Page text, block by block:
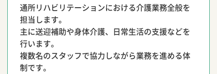
通所リハビリテーションにおける介護業務全般を
担当します。
主に送迎補助や身体介護、日常生活の支援などを
行います。
複数名のスタッフで協力しながら業務を進める体
制です。